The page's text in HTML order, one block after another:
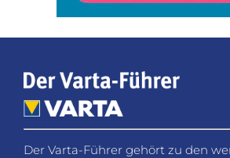
Der Varta-Führer gehört zu den